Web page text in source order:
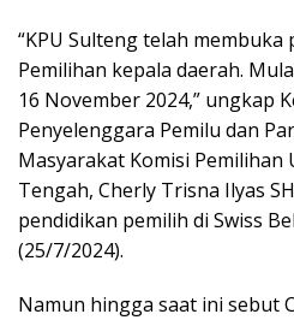
“KPU Sulteng telah
Pemilihan kepala daerah.
16 November 2024,” ungkap
Penyelenggara Pemilu dan
Masyarakat Komisi Pemilihan
Tengah, Cherly Trisna Ilyas
pendidikan pemilih di Swiss
(25/7/2024).
Namun hingga saat ini sebut